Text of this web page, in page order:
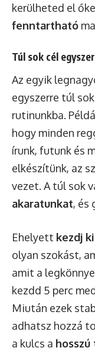
kerülheted el
fenntartható
Túl sok cél
Az egyik
egyszerre túl
rutinunkba.
hogy minden
írunk, futunk és
elkészítünk, az
vezet. A túl sok
akaratunkat, és
Ehelyett kezdj
olyan szokást,
amit a
kezdd 5 perc
Miután ezek
adhatsz hozzá
a kulcs a hosszú